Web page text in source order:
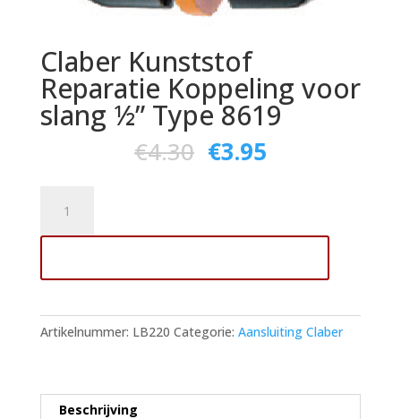
Claber Kunststof
Reparatie Koppeling voor
slang ½” Type 8619
€4.30 €3.95
Kunststof
Reparatie
voor
½"
Type
Artikelnummer: LB220 Categorie: Aansluiting Claber
Beschrijving